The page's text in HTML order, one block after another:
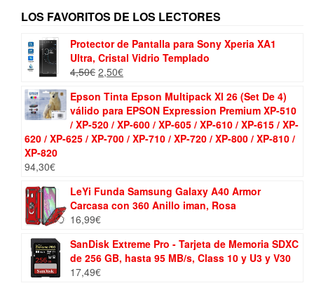
LOS FAVORITOS DE LOS LECTORES
Protector de Pantalla para Sony Xperia XA1
Ultra, Cristal Vidrio Templado
4,50€ El
original
era:
4,50€.
2,50€El
actual
es:
2,50€.
Epson Tinta Epson Multipack Xl 26 (Set De 4)
válido para EPSON Expression Premium XP-510
/ XP-520 / XP-600 / XP-605 / XP-610 / XP-615 / XP-
620 / XP-625 / XP-700 / XP-710 / XP-720 / XP-800 / XP-810 /
XP-820
94,30€
LeYi Funda Samsung Galaxy A40 Armor
Carcasa con 360 Anillo iman, Rosa
16,99€
SanDisk Extreme Pro - Tarjeta de Memoria SDXC
de 256 GB, hasta 95 MB/s, Class 10 y U3 y V30
17,49€